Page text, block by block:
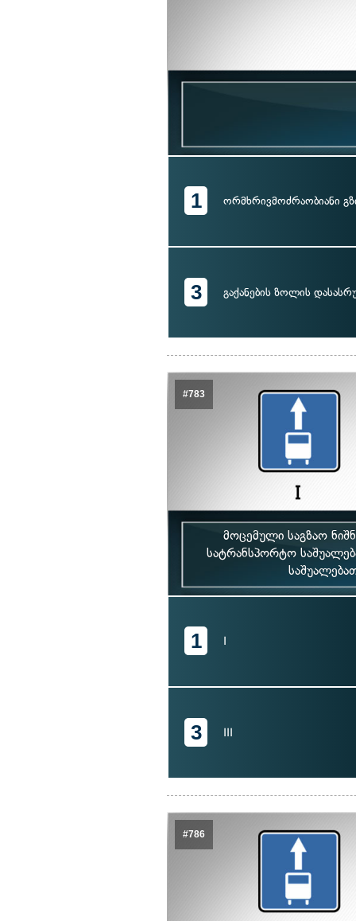
1 ორმხრივმოძრაობიანი
3 გაქანების ზოლის
#783
მოცემული საგზაო
სატრანსპორტო
1 I
3 III
#786